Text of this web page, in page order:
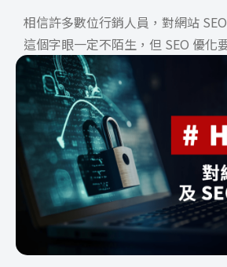
相信許多數位行銷人員，對網站
這個字眼一定不陌生，但 SEO 優化
步入這 […]